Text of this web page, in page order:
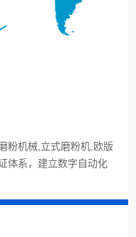
粉机械,立式磨粉机,欧版
体系，建立数字自动化